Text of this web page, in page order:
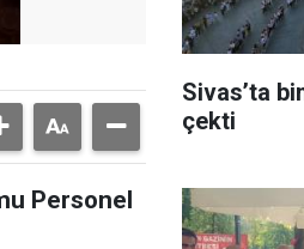
Personel
Sivas’ta
çekti